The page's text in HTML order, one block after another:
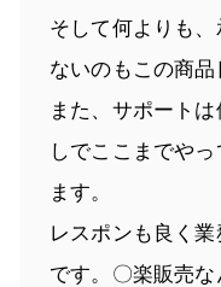
そして何よりも
ないのもこの商品
また、サポート
しでここまでや
ます。
レスポンも良く
です。〇楽販売